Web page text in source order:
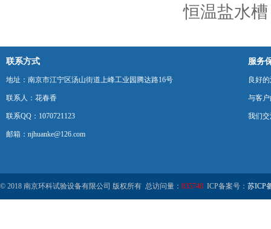
恒温盐水
联系方式
地址：南京市江宁区汤山街道上峰工业园腾达路16号
联系人：花春香
联系QQ：1070721123
邮箱：njhuanke@126.com
服务
良好
与客
我们
© 2018 南京环科试验设备有限公司 版权所有 总访问量： 835748 ICP备案号： 苏ICP